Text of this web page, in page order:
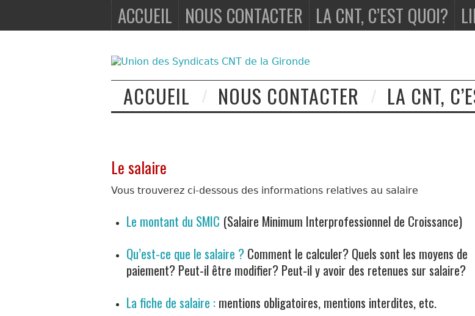
ACCUEIL NOUS CONTACTER LA CNT, C’EST QUOI?
ACCUEIL NOUS CONTACTER LA CNT,
Le salaire
Vous trouverez ci-dessous des informations relatives au salaire
Le montant du SMIC (Salaire Minimum Interprofessionnel de Croissance)
Qu’est-ce que le salaire ?Comment le calculer? Quels sont les moyens de
paiement? Peut-il être modifier? Peut-il y avoir des retenues sur salaire?
La fiche de salaire :mentions obligatoires, mentions interdites, etc.